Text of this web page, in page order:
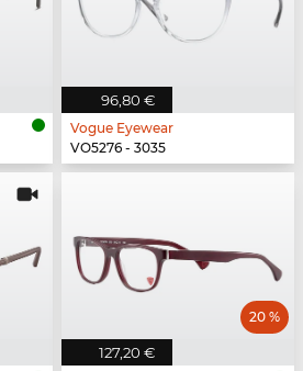
96,80 €
Vogue Eyewear
VO5276 - 3035
127,20 €
20 %